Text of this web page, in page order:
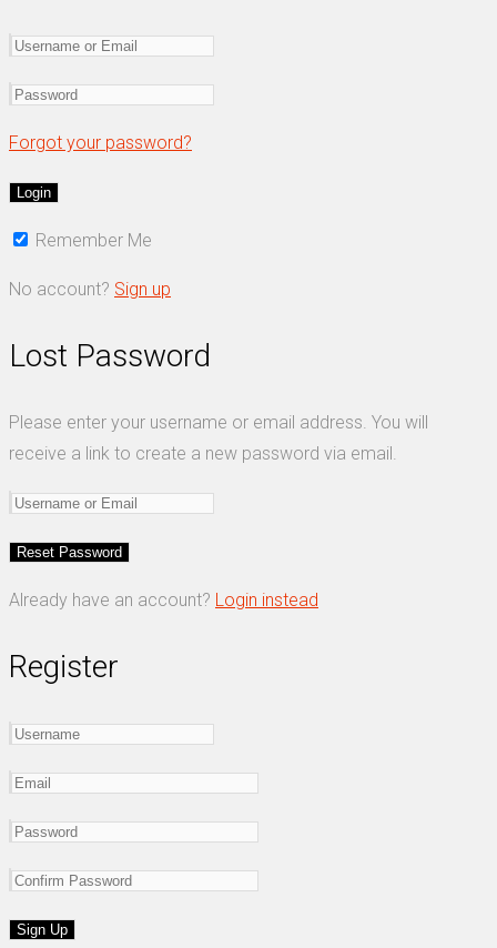
Forgot your password?
Remember Me
No account? Sign up
Lost Password
Please enter your username or email address. You will
receive a link to create a new password via email.
Already have an account? Login instead
Register